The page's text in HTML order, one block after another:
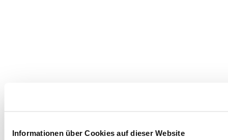
Informationen über Cookies auf dieser Website